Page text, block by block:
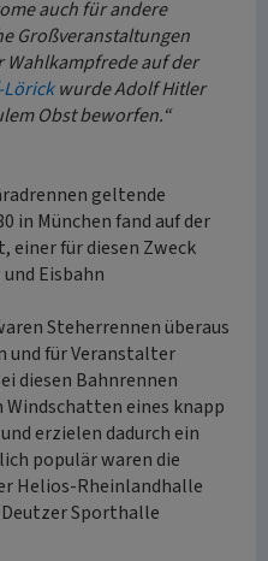
auch für andere
Großveranstaltungen
Wahlkampfrede auf der
wurde Adolf Hitler
Obst beworfen.“
geltende
in München fand auf der
einer für diesen Zweck
Eisbahn
Steherrennen überaus
und für Veranstalter
diesen Bahnrennen
eines knapp
erzielen dadurch ein
populär waren die
Helios-Rheinlandhalle
Sporthalle